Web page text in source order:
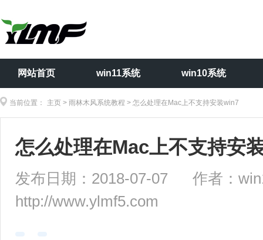
网站首页 win11系统 win10系统
当前位置： 主页 > 雨林木风系统教程 > 怎么处理在Mac上不支持安装win7
怎么处理在Mac上不支持安
发布日期：2018-07-07 作者：
http://www.ylmf5.com